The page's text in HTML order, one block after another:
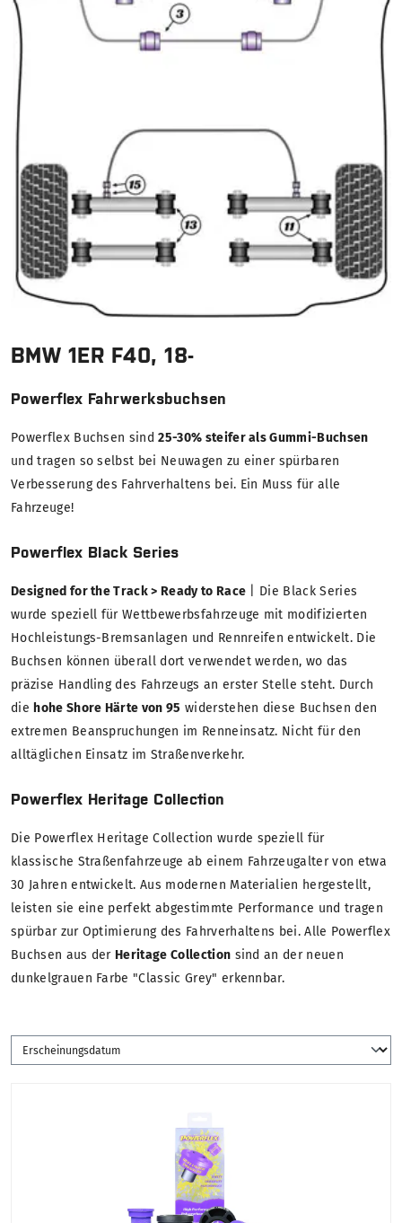
BMW 1ER F40, 18-
Powerflex Fahrwerksbuchsen
Powerflex Buchsen sind25-30% steifer als Gummi-Buchsen
und tragen so selbst bei Neuwagen zu einer spürbaren
Verbesserung des Fahrverhaltens bei. Ein Muss für alle
Fahrzeuge!
Powerflex Black Series
Designed for the Track > Ready to Race | Die Black Series
wurde speziell für Wettbewerbsfahrzeuge mit modifizierten
Hochleistungs-Bremsanlagen und Rennreifen entwickelt. Die
Buchsen können überall dort verwendet werden, wo das
präzise Handling des Fahrzeugs an erster Stelle steht. Durch
die hohe Shore Härte von 95 widerstehen diese Buchsen den
extremen Beanspruchungen im Renneinsatz. Nicht für den
alltäglichen Einsatz im Straßenverkehr.
Powerflex Heritage Collection
Die Powerflex Heritage Collection wurde speziell für
klassische Straßenfahrzeuge ab einem Fahrzeugalter von etwa
30 Jahren entwickelt. Aus modernen Materialien hergestellt,
leisten sie eine perfekt abgestimmte Performance und tragen
spürbar zur Optimierung des Fahrverhaltens bei. Alle Powerflex
Buchsen aus der Heritage Collection sind an der neuen
dunkelgrauen Farbe "Classic Grey" erkennbar.